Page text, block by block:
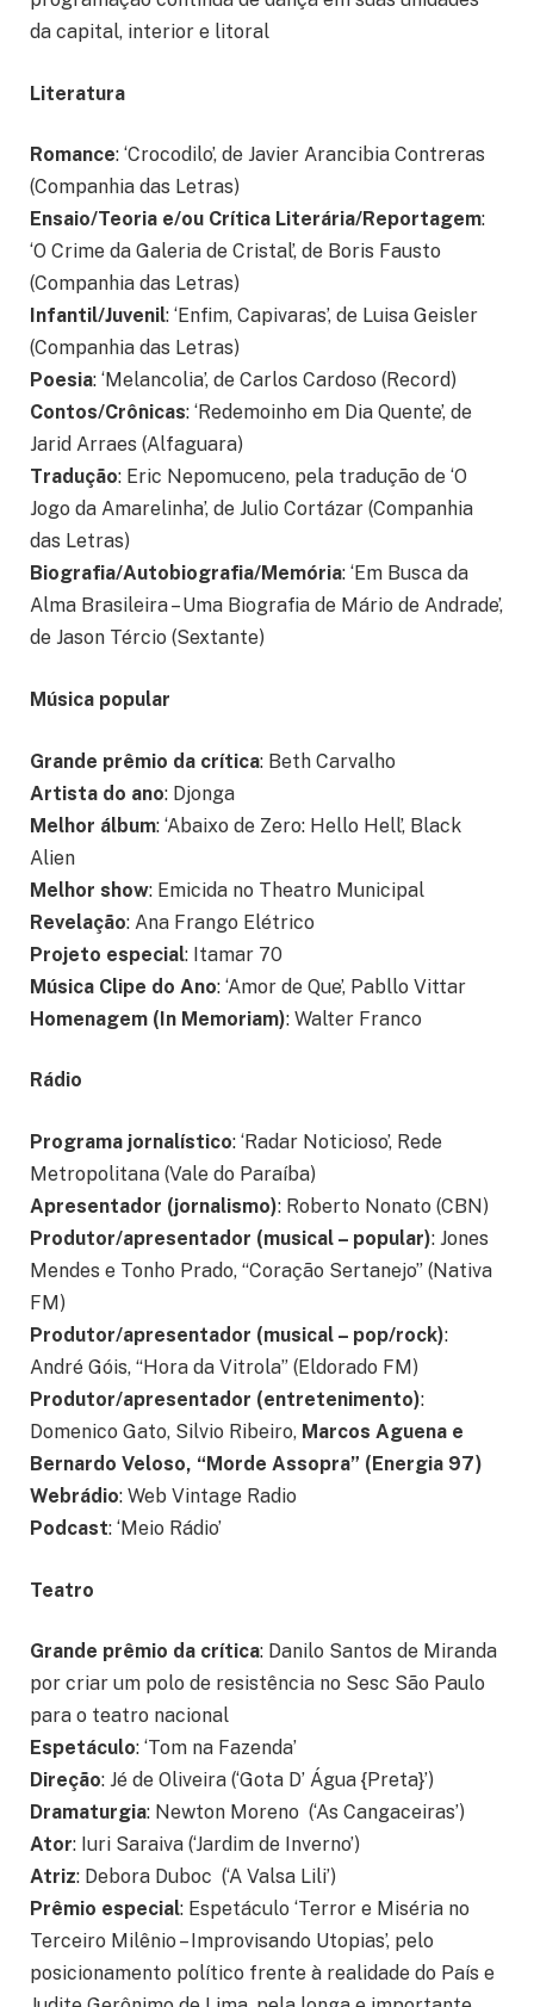
da capital, interior e litoral
Literatura
Romance: ‘Crocodilo’, de Javier Arancibia Contreras
(Companhia das Letras)
Ensaio/Teoria e/ou Crítica Literária/Reportagem:
‘O Crime da Galeria de Cristal’, de Boris Fausto
(Companhia das Letras)
Infantil/Juvenil: ‘Enfim, Capivaras’, de Luisa Geisler
(Companhia das Letras)
Poesia: ‘Melancolia’, de Carlos Cardoso (Record)
Contos/Crônicas: ‘Redemoinho em Dia Quente’, de
Jarid Arraes (Alfaguara)
Tradução: Eric Nepomuceno, pela tradução de ‘O
Jogo da Amarelinha’, de Julio Cortázar (Companhia
das Letras)
Biografia/Autobiografia/Memória: ‘Em Busca da
Alma Brasileira – Uma Biografia de Mário de Andrade’,
de Jason Tércio (Sextante)
Música popular
Grande prêmio da crítica: Beth Carvalho
Artista do ano: Djonga
Melhor álbum: ‘Abaixo de Zero: Hello Hell’, Black
Alien
Melhor show: Emicida no Theatro Municipal
Revelação: Ana Frango Elétrico
Projeto especial: Itamar 70
Música Clipe do Ano: ‘Amor de Que’, Pabllo Vittar
Homenagem (In Memoriam): Walter Franco
Rádio
Programa jornalístico: ‘Radar Noticioso’, Rede
Metropolitana (Vale do Paraíba)
Apresentador (jornalismo): Roberto Nonato (CBN)
Produtor/apresentador (musical – popular): Jones
Mendes e Tonho Prado, “Coração Sertanejo” (Nativa
FM)
Produtor/apresentador (musical – pop/rock):
André Góis, “Hora da Vitrola” (Eldorado FM)
Produtor/apresentador (entretenimento):
Domenico Gato, Silvio Ribeiro, Marcos Aguena e
Bernardo Veloso, “Morde Assopra” (Energia 97)
Webrádio: Web Vintage Radio
Podcast: ‘Meio Rádio’
Teatro
Grande prêmio da crítica: Danilo Santos de Miranda
por criar um polo de resistência no Sesc São Paulo
para o teatro nacional
Espetáculo: ‘Tom na Fazenda’
Direção: Jé de Oliveira (‘Gota D’ Água {Preta}’)
Dramaturgia: Newton Moreno (‘As Cangaceiras’)
Ator: Iuri Saraiva (‘Jardim de Inverno’)
Atriz: Debora Duboc (‘A Valsa Lili’)
Prêmio especial: Espetáculo ‘Terror e Miséria no
Terceiro Milênio – Improvisando Utopias’, pelo
posicionamento político frente à realidade do País e